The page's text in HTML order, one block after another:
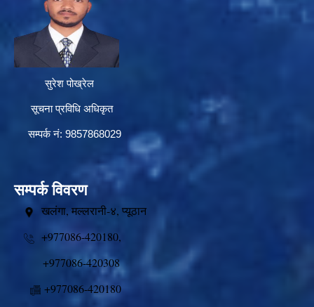
सुरेश पोख्रेल
सूचना प्रविधि अधिकृत
सम्पर्क नं: 9857868029
सम्पर्क विवरण
खलंगा, मल्लरानी-४, प्यूठान
+977086-420180,
+977086-420308
+977086-420180